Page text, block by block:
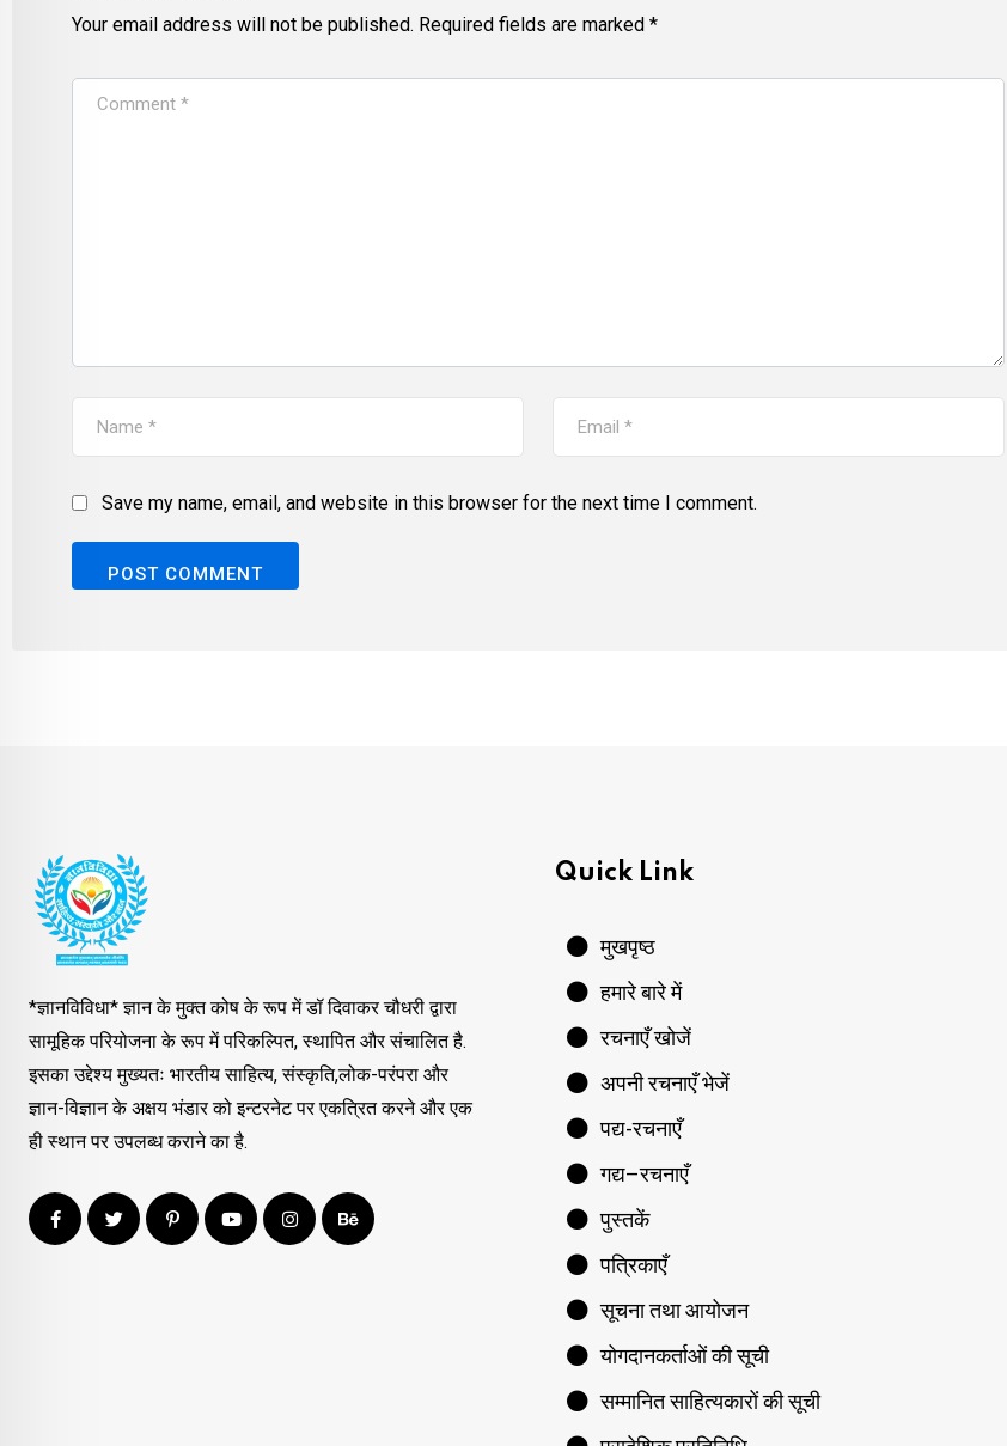
Your email address will not be published. Required fields are marked *
Save my name, email, and website in this browser for the next time I comment.
*ज्ञानविविधा* ज्ञान के मुक्त कोष के रूप में डॉ दिवाकर चौधरी द्वारा
सामूहिक परियोजना के रूप में परिकल्पित, स्थापित और संचालित है.
इसका उद्देश्य मुख्यतः भारतीय साहित्य, संस्कृति,लोक-परंपरा और
ज्ञान-विज्ञान के अक्षय भंडार को इन्टरनेट पर एकत्रित करने और एक
ही स्थान पर उपलब्ध कराने का है.
Quick Link
मुखपृष्ठ
हमारे बारे में
रचनाएँ खोजें
अपनी रचनाएँ भेजें
पद्य-रचनाएँ
गद्य–रचनाएँ
पुस्तकें
पत्रिकाएँ
सूचना तथा आयोजन
योगदानकर्ताओं की सूची
सम्मानित साहित्यकारों की सूची